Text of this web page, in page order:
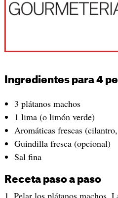
Ingredientes para 4
3 plátanos machos
1 lima (o limón verde)
Aromáticas frescas
Guindilla fresca (opcional)
Sal fina
Receta paso a paso
1. Pelar los plátanos machos.